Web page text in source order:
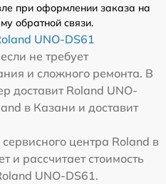
при оформлении заказа на
обратной связи.
UNO-DS61
не требует
и сложного ремонта. В
доставит Roland UNO-
в Казани и доставит
центра Roland в
и рассчитает стоимость
UNO-DS61.